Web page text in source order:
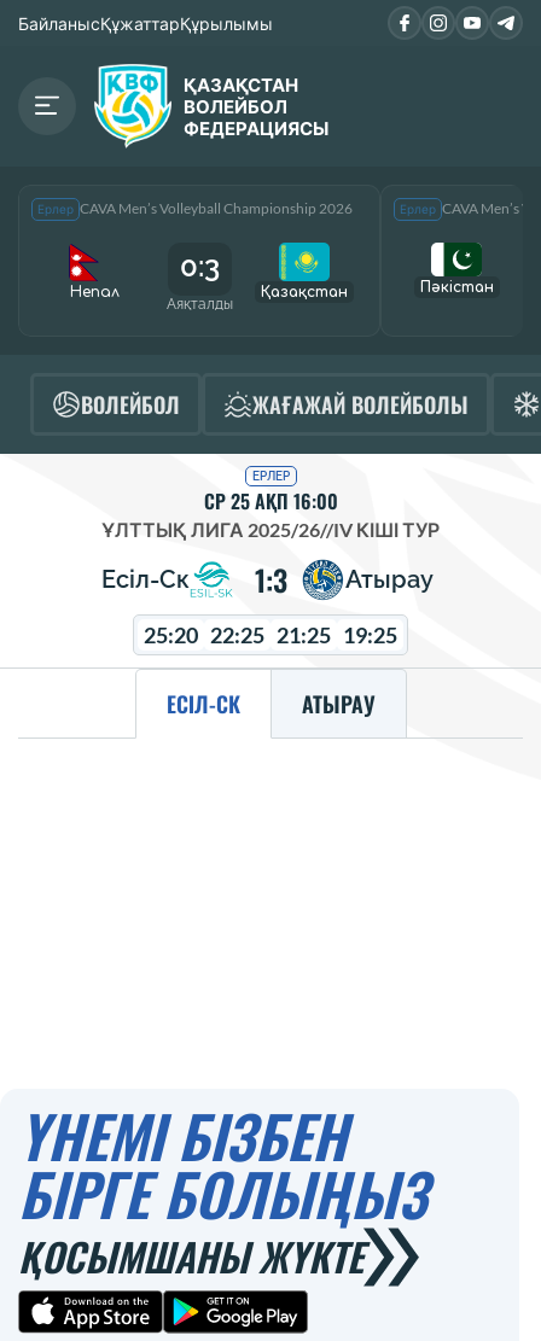
БайланысҚұжаттарҚұрылымы
ҚАЗАҚСТАН
ВОЛЕЙБОЛ
ФЕДЕРАЦИЯСЫ
Ерлер CAVA Men’s Volleyball Championship 2026
Непал
0:3
Аяқталды
Қазақcтан
Ерлер CAVA Men’s
Пәкістан
ВОЛЕЙБОЛ ЖАҒАЖАЙ ВОЛЕЙБОЛЫ
ЕРЛЕР
СР 25 АҚП 16:00
ҰЛТТЫҚ ЛИГА 2025/26//IV КІШІ ТУР
Есіл-Ск 1:3 Атырау
25:20 22:25 21:25 19:25
ЕСІЛ-СК АТЫРАУ
ҮНЕМІ БІЗБЕН
БІРГЕ БОЛЫҢЫЗ
ҚОСЫМШАНЫ ЖҮКТЕ